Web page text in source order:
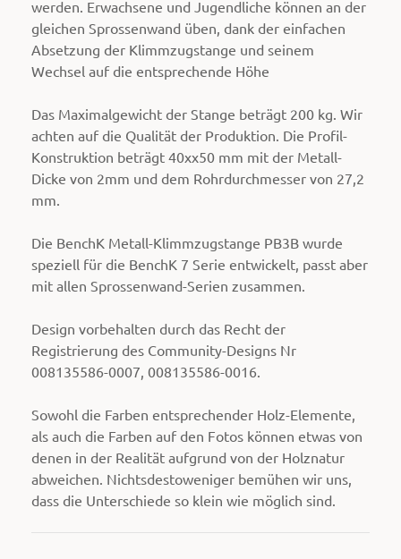
werden. Erwachsene und Jugendliche können an der
gleichen Sprossenwand üben, dank der einfachen
Absetzung der Klimmzugstange und seinem
Wechsel auf die entsprechende Höhe
Das Maximalgewicht der Stange beträgt 200 kg. Wir
achten auf die Qualität der Produktion. Die Profil-
Konstruktion beträgt 40xx50 mm mit der Metall-
Dicke von 2mm und dem Rohrdurchmesser von 27,2
mm.
Die BenchK Metall-Klimmzugstange PB3B wurde
speziell für die BenchK 7 Serie entwickelt, passt aber
mit allen Sprossenwand-Serien zusammen.
Design vorbehalten durch das Recht der
Registrierung des Community-Designs Nr
008135586-0007, 008135586-0016.
Sowohl die Farben entsprechender Holz-Elemente,
als auch die Farben auf den Fotos können etwas von
denen in der Realität aufgrund von der Holznatur
abweichen. Nichtsdestoweniger bemühen wir uns,
dass die Unterschiede so klein wie möglich sind.